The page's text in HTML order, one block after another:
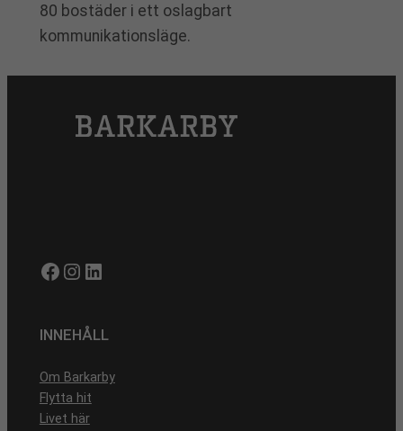
80 bostäder i ett oslagbart
kommunikationsläge.
Facebook Instagram LinkedIn
INNEHÅLL
Om Barkarby
Flytta hit
Livet här